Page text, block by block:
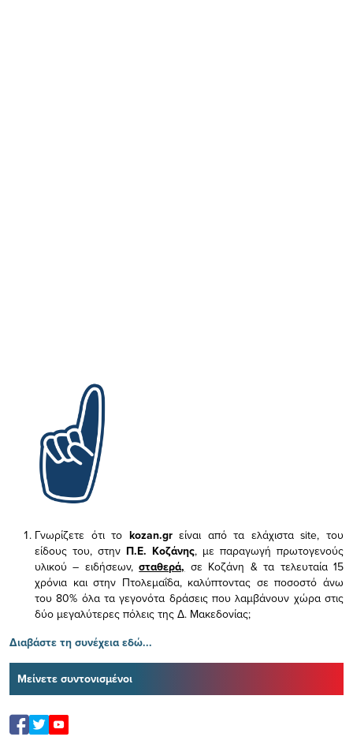
Γνωρίζετε ότι το kozan.gr είναι από τα ελάχισταsite, του
είδους του, στην Π.Ε. Κοζάνης, με παραγωγή πρωτογενούς
υλικού – ειδήσεων,σταθερά, σε Κοζάνη & τα τελευταία 15
χρόνια και στην Πτολεμαΐδα, καλύπτοντας σε ποσοστό άνω
του 80% όλα τα γεγονότα δράσεις που λαμβάνουν χώρα στις
δύο μεγαλύτερες πόλεις της Δ. Μακεδονίας;
Διαβάστε τη συνέχεια εδώ...
Μείνετε συντονισμένοι